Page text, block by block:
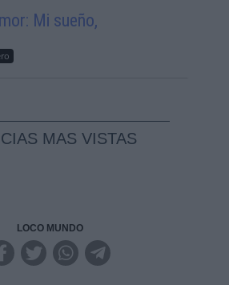
Mi sueño,
MAS VISTAS
LOCO MUNDO